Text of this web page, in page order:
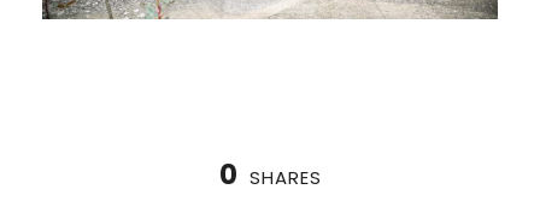
0 SHARES